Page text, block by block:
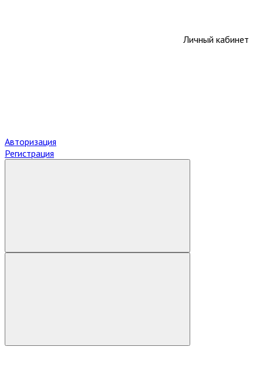
Личный кабинет
Авторизация
Регистрация